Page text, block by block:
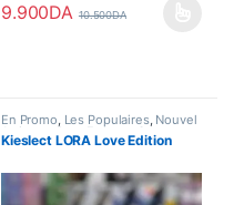
9.900DA 10.500DA
Ce produit a plusieurs
En Promo, Les Populaires, Nouvel
Arrivage ,Pour Femme, Smart
Watch
Kieslect LORA Love Edition